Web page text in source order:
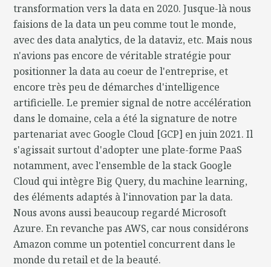
transformation vers la data en 2020. Jusque-là nous
faisions de la data un peu comme tout le monde,
avec des data analytics, de la dataviz, etc. Mais nous
n'avions pas encore de véritable stratégie pour
positionner la data au coeur de l'entreprise, et
encore très peu de démarches d'intelligence
artificielle. Le premier signal de notre accélération
dans le domaine, cela a été la signature de notre
partenariat avec Google Cloud [GCP] en juin 2021. Il
s'agissait surtout d'adopter une plate-forme PaaS
notamment, avec l'ensemble de la stack Google
Cloud qui intègre Big Query, du machine learning,
des éléments adaptés à l'innovation par la data.
Nous avons aussi beaucoup regardé Microsoft
Azure. En revanche pas AWS, car nous considérons
Amazon comme un potentiel concurrent dans le
monde du retail et de la beauté.